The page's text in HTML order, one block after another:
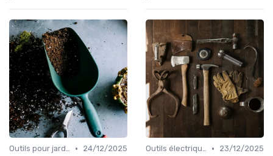
Outils pour jardins floraux •
24/12/2025
Outils électriques •
23/12/2025